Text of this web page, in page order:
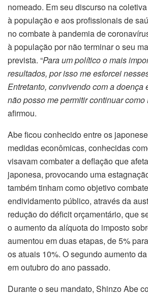
nomeado. Em seu discurso na
à população e aos profissionais de
no combate à pandemia de
à população por não terminar o seu
prevista. “Para um político o mais
resultados, por isso me esforcei
Entretanto, convivendo com a doença
não posso me permitir continuar
afirmou.
Abe ficou conhecido entre os
medidas econômicas, conhecidas
visavam combater a deflação que
japonesa, provocando uma
também tinham como objetivo
endividamento público, através da
redução do déficit orçamentário, que
o aumento da alíquota do imposto
aumentou em duas etapas, de 5%
os atuais 10%. O segundo aumento
em outubro do ano passado.
Durante o seu mandato, Shinzo Abe